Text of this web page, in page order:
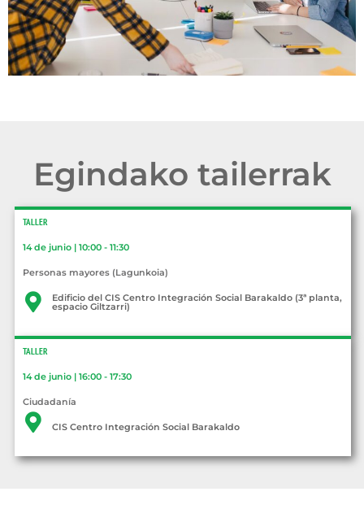
Egindako tailerrak
TALLER
14 de junio | 10:00 - 11:30
Personas mayores (Lagunkoia)
Edificio del CIS Centro Integración Social Barakaldo (3ª planta,
espacio Giltzarri)
TALLER
14 de junio | 16:00 - 17:30
Ciudadanía
CIS Centro Integración Social Barakaldo